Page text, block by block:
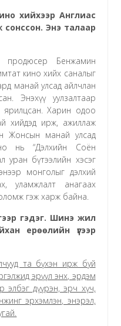
хийхээр Англиас
Энэ талаар
продюсер Бенжамин
кино хийх саналыг
манай улсад айлчлан
Энэхүү уулзалтаар
ярилцсан. Харин одоо
хийдэд ирж, ажиллаж
Жонсын манай улсад
нь “Дэлхийн Соён
уран бүтээлийн хэсэг
монголыг дэлхий
уламжлалт анагаах
гэж харж байна.
гэдэг. Шинэ жил
ерөөлийн үгээр
та бүхэн ирж буй
эрүүл энх, эрдэм
элбэг дүүрэн, эрч хүч,
эрхэмлэн, энэрэл,